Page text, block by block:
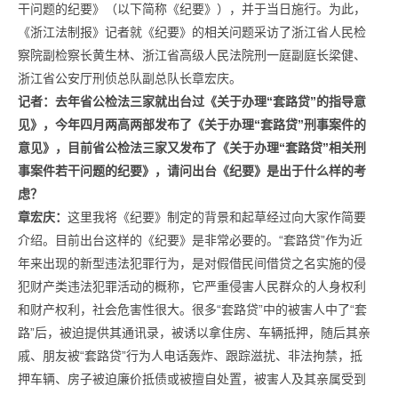
干问题的纪要》（以下简称《纪要》），并于当日施行。为此，
《浙江法制报》记者就《纪要》的相关问题采访了浙江省人民检
察院副检察长黄生林、浙江省高级人民法院刑一庭副庭长梁健、
浙江省公安厅刑侦总队副总队长章宏庆。
记者： 去年省公检法三家就出台过《关于办理“套路贷”的指导意
见》，今年四月两高两部发布了《关于办理“套路贷”刑事案件的
意见》，目前省公检法三家又发布了《关于办理“套路贷”相关刑
事案件若干问题的纪要》，请问出台《纪要》是出于什么样的考
虑？
章宏庆： 这里我将《纪要》制定的背景和起草经过向大家作简要
介绍。目前出台这样的《纪要》是非常必要的。“套路贷”作为近
年来出现的新型违法犯罪行为，是对假借民间借贷之名实施的侵
犯财产类违法犯罪活动的概称，它严重侵害人民群众的人身权利
和财产权利，社会危害性很大。很多“套路贷”中的被害人中了“套
路”后，被迫提供其通讯录，被诱以拿住房、车辆抵押，随后其亲
戚、朋友被“套路贷”行为人电话轰炸、跟踪滋扰、非法拘禁，抵
押车辆、房子被迫廉价抵债或被擅自处置，被害人及其亲属受到